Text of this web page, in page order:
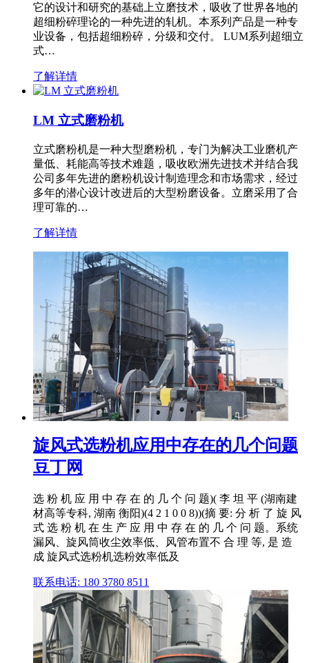
它的设计和研究的基础上立磨技术，吸收了世界各地的
超细粉碎理论的一种先进的轧机。本系列产品是一种专
业设备，包括超细粉碎，分级和交付。 LUM系列超细立
式…
了解详情
LM 立式磨粉机
立式磨粉机是一种大型磨粉机，专门为解决工业磨机产
量低、耗能高等技术难题，吸收欧洲先进技术并结合我
公司多年先进的磨粉机设计制造理念和市场需求，经过
多年的潜心设计改进后的大型粉磨设备。立磨采用了合
理可靠的…
了解详情
旋风式选粉机应用中存在的几个问题
豆丁网
选 粉 机 应 用 中 存 在 的 几 个 问 题)( 李 坦 平 (湖南建
材高等专科, 湖南 衡阳)(4 2 1 0 0 8))(摘 要: 分 析 了 旋 风
式 选 粉 机 在 生 产 应 用 中 存 在 的 几 个 问 题。系统
漏风、旋风筒收尘效率低、风管布置不 合 理 等, 是 造
成 旋风式选粉机选粉效率低及
联系电话: 180 3780 8511